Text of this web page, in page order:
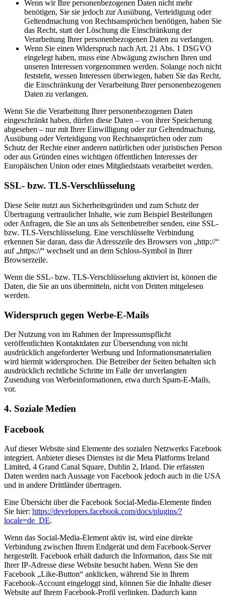
Wenn wir Ihre personenbezogenen Daten nicht mehr
benötigen, Sie sie jedoch zur Ausübung, Verteidigung oder
Geltendmachung von Rechtsansprüchen benötigen, haben Sie
das Recht, statt der Löschung die Einschränkung der
Verarbeitung Ihrer personenbezogenen Daten zu verlangen.
Wenn Sie einen Widerspruch nach Art. 21 Abs. 1 DSGVO
eingelegt haben, muss eine Abwägung zwischen Ihren und
unseren Interessen vorgenommen werden. Solange noch nicht
feststeht, wessen Interessen überwiegen, haben Sie das Recht,
die Einschränkung der Verarbeitung Ihrer personenbezogenen
Daten zu verlangen.
Wenn Sie die Verarbeitung Ihrer personenbezogenen Daten
eingeschränkt haben, dürfen diese Daten – von ihrer Speicherung
abgesehen – nur mit Ihrer Einwilligung oder zur Geltendmachung,
Ausübung oder Verteidigung von Rechtsansprüchen oder zum
Schutz der Rechte einer anderen natürlichen oder juristischen Person
oder aus Gründen eines wichtigen öffentlichen Interesses der
Europäischen Union oder eines Mitgliedstaats verarbeitet werden.
SSL- bzw. TLS-Verschlüsselung
Diese Seite nutzt aus Sicherheitsgründen und zum Schutz der
Übertragung vertraulicher Inhalte, wie zum Beispiel Bestellungen
oder Anfragen, die Sie an uns als Seitenbetreiber senden, eine SSL-
bzw. TLS-Verschlüsselung. Eine verschlüsselte Verbindung
erkennen Sie daran, dass die Adresszeile des Browsers von „http://“
auf „https://“ wechselt und an dem Schloss-Symbol in Ihrer
Browserzeile.
Wenn die SSL- bzw. TLS-Verschlüsselung aktiviert ist, können die
Daten, die Sie an uns übermitteln, nicht von Dritten mitgelesen
werden.
Widerspruch gegen Werbe-E-Mails
Der Nutzung von im Rahmen der Impressumspflicht
veröffentlichten Kontaktdaten zur Übersendung von nicht
ausdrücklich angeforderter Werbung und Informationsmaterialien
wird hiermit widersprochen. Die Betreiber der Seiten behalten sich
ausdrücklich rechtliche Schritte im Falle der unverlangten
Zusendung von Werbeinformationen, etwa durch Spam-E-Mails,
vor.
4. Soziale Medien
Facebook
Auf dieser Website sind Elemente des sozialen Netzwerks Facebook
integriert. Anbieter dieses Dienstes ist die Meta Platforms Ireland
Limited, 4 Grand Canal Square, Dublin 2, Irland. Die erfassten
Daten werden nach Aussage von Facebook jedoch auch in die USA
und in andere Drittländer übertragen.
Eine Übersicht über die Facebook Social-Media-Elemente finden
Sie hier: https://developers.facebook.com/docs/plugins/?
locale=de_DE.
Wenn das Social-Media-Element aktiv ist, wird eine direkte
Verbindung zwischen Ihrem Endgerät und dem Facebook-Server
hergestellt. Facebook erhält dadurch die Information, dass Sie mit
Ihrer IP-Adresse diese Website besucht haben. Wenn Sie den
Facebook „Like-Button“ anklicken, während Sie in Ihrem
Facebook-Account eingeloggt sind, können Sie die Inhalte dieser
Website auf Ihrem Facebook-Profil verlinken. Dadurch kann